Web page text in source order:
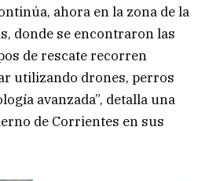
ahora en la zona de la
donde se encontraron las
de rescate recorren
utilizando drones, perros
avanzada”, detalla una
de Corrientes en sus